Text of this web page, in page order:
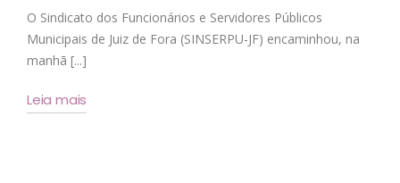
O Sindicato dos Funcionários e Servidores Públicos
Municipais de Juiz de Fora (SINSERPU-JF) encaminhou, na
manhã [...]
Leia mais